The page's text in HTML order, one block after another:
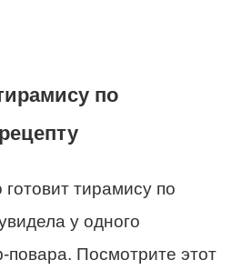
по
тирамису по
у одного
повара. Посмотрите этот